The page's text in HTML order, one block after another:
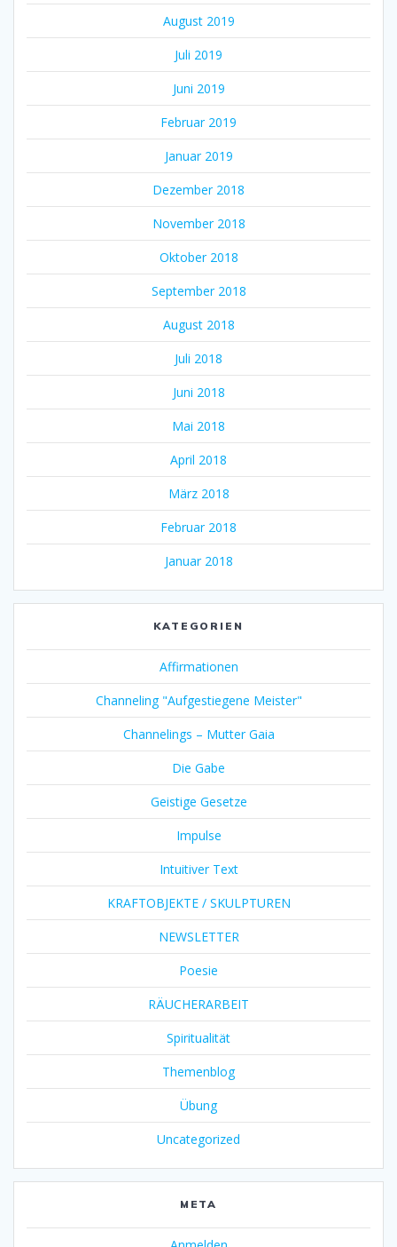
August 2019
Juli 2019
Juni 2019
Februar 2019
Januar 2019
Dezember 2018
November 2018
Oktober 2018
September 2018
August 2018
Juli 2018
Juni 2018
Mai 2018
April 2018
März 2018
Februar 2018
Januar 2018
KATEGORIEN
Affirmationen
Channeling "Aufgestiegene Meister"
Channelings – Mutter Gaia
Die Gabe
Geistige Gesetze
Impulse
Intuitiver Text
KRAFTOBJEKTE / SKULPTUREN
NEWSLETTER
Poesie
RÄUCHERARBEIT
Spiritualität
Themenblog
Übung
Uncategorized
META